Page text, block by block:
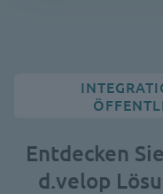
Entdecken
d.velop